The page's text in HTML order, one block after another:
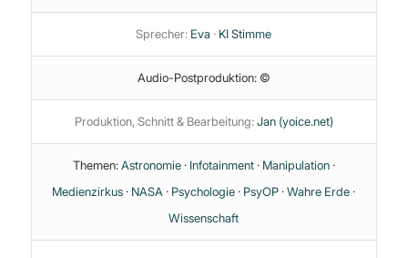
Sprecher: Eva · KI Stimme
Audio-Postproduktion: ©
Produktion, Schnitt & Bearbeitung:Jan (yoice.net)
Themen:Astronomie· Infotainment· Manipulation·
Medienzirkus · NASA · Psychologie · PsyOP ·Wahre Erde ·
Wissenschaft